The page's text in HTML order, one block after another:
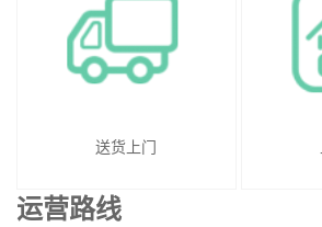
送货上门
运营路线